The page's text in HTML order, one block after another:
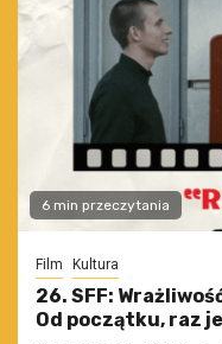
6 min przeczytania
Film Kultura
26. SFF:
Od początku, raz